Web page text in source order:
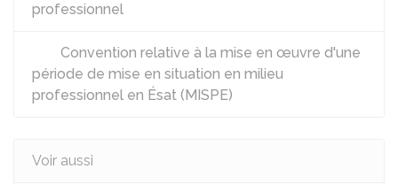
professionnel
Convention relative à la mise en œuvre d'une
période de mise en situation en milieu
professionnel en Ésat (MISPE)
Voir aussi